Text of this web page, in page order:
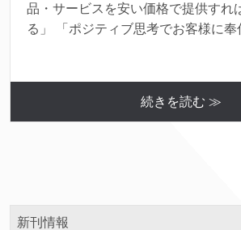
品・サービスを安い価格で提供すれ
る」 「ポジティブ思考でお客様に
続きを読む ≫
新刊情報